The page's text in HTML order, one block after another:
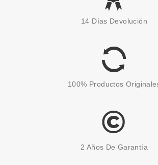
14 Días Devolución
100% Productos
2 Años De Garantía